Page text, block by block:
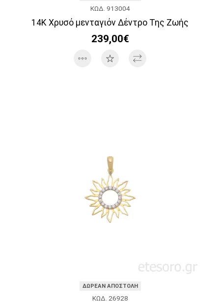
ΚΩΔ. 913004
14K Χρυσό μενταγιόν Δέντρο Της Ζωής
239,00€
ΔΩΡΕΑΝ ΑΠΟΣΤΟΛΗ
ΚΩΔ. 26928